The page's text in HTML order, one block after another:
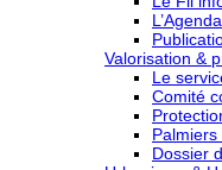
L’Agenda
Valorisation &
Le
Comité
Dossier